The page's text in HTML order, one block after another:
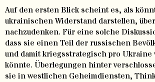
Auf den ersten Blick scheint es, als
ukrainischen Widerstand darstellen,
nachzudenken. Für eine solche
dass sie einen Teil der russischen
und damit kriegsstrategisch pro Ukraine
könnte. Überlegungen hinter
sie in westlichen Geheimdiensten,